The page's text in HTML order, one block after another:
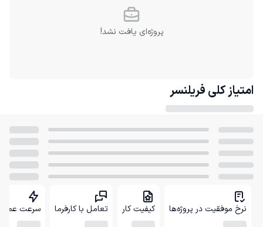
پروژه‌ای یافت نشد!
امتیاز کلی فریلنسر
نرخ موفقیت در پروژه‌ها کیفیت کار تعامل با کارفرما سرعت عمل